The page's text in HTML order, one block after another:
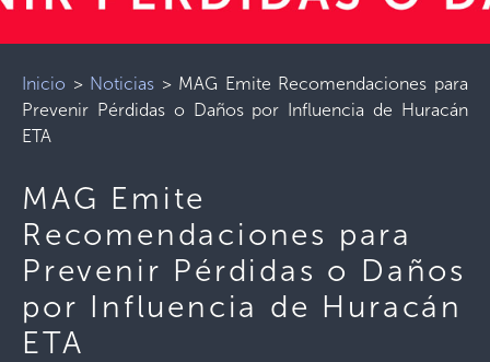
Inicio > Noticias > MAG Emite Recomendaciones para
Prevenir Pérdidas o Daños por Influencia de Huracán
ETA
MAG Emite
Recomendaciones para
Prevenir Pérdidas o Daños
por Influencia de Huracán
ETA